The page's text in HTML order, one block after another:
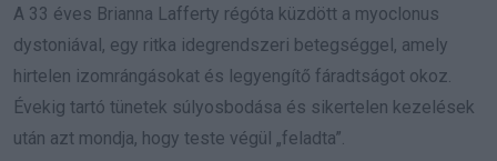
A 33 éves Brianna Lafferty régóta küzdött a myoclonus
dystoniával, egy ritka idegrendszeri betegséggel, amely
hirtelen izomrángásokat és legyengítő fáradtságot okoz.
Évekig tartó tünetek súlyosbodása és sikertelen kezelések
után azt mondja, hogy teste végül „feladta”.